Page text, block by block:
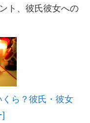
ト、彼氏彼女への
ら？彼氏・彼女
]